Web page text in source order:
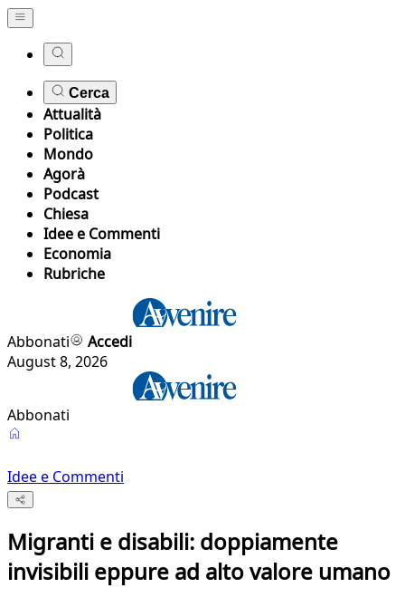
Cerca
Attualità
Politica
Mondo
Agorà
Podcast
Chiesa
Idee e Commenti
Economia
Rubriche
Abbonati
Accedi
August 8, 2026
Abbonati
Idee e Commenti
Migranti e disabili: doppiamente
invisibili eppure ad alto valore umano